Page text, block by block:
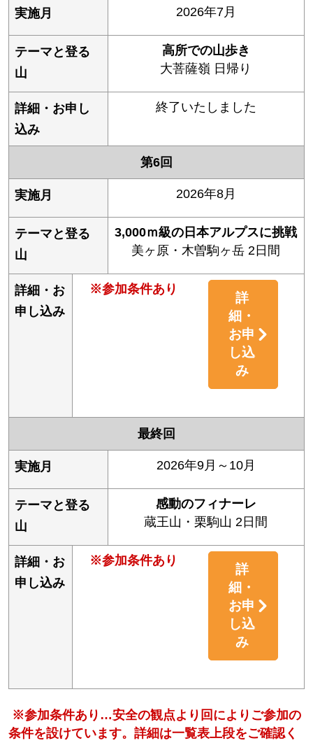
2026年7月
高所での山歩き
大菩薩嶺 日帰り
終了いたしました
第6回
2026年8月
3,000ｍ級の日本アルプスに挑戦
美ヶ原・木曽駒ヶ岳 2日間
※参加条件あり
詳
細・
お申
し込
み
最終回
2026年9月～10月
感動のフィナーレ
蔵王山・栗駒山 2日間
※参加条件あり
詳
細・
お申
し込
み
※参加条件あり…安全の観点より回によりご参加の
条件を設けています。詳細は一覧表上段をご確認く